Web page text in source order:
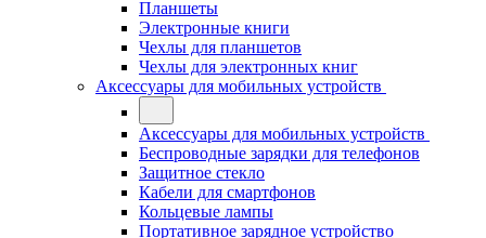
Планшеты
Электронные книги
Чехлы для планшетов
Чехлы для электронных книг
Аксессуары для мобильных устройств
Аксессуары для мобильных устройств
Беспроводные зарядки для телефонов
Защитное стекло
Кабели для смартфонов
Кольцевые лампы
Портативное зарядное устройство